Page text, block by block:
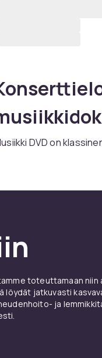
DVD on
DVD:llä
esityksistä,
tapa rakentaa
toteuttamaan
löydät jatkuvasti
ja